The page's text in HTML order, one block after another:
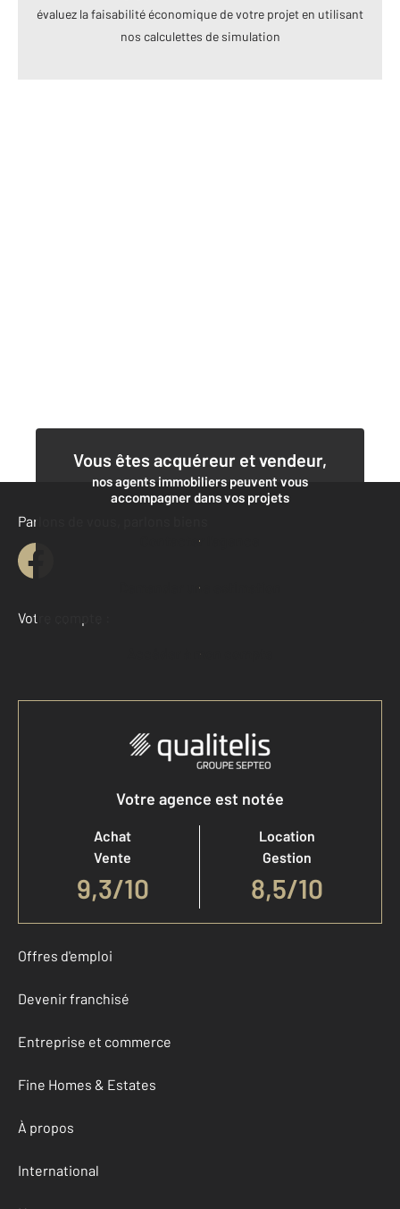
évaluez la faisabilité économique de votre projet en utilisant
nos calculettes de simulation
Vous êtes acquéreur et vendeur,
nos agents immobiliers peuvent vous
accompagner dans vos projets
Contacter l'agence
Demander une estimation
Parlons de vous, parlons biens
Votre compte :
Accéder à mon compte
Votre agence est notée
Achat
Vente
9,3/10
Location
Gestion
8,5/10
Offres d'emploi
Devenir franchisé
Entreprise et commerce
Fine Homes & Estates
À propos
International